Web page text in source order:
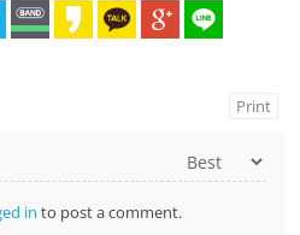
Print
in to post a comment.